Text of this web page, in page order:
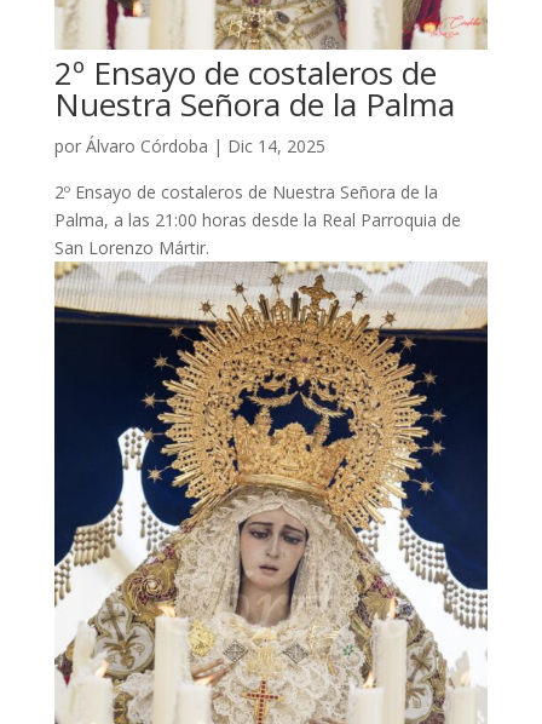
2º Ensayo de costaleros de
Nuestra Señora de la Palma
por Álvaro Córdoba | Dic 14, 2025
2º Ensayo de costaleros de Nuestra Señora de la
Palma, a las 21:00 horas desde la Real Parroquia de
San Lorenzo Mártir.